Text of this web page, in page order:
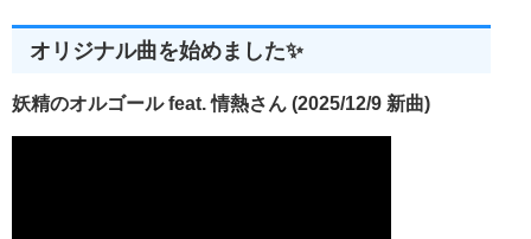
オリジナル曲を始めました✨
妖精のオルゴール feat. 情熱さん (2025/12/9 新曲)